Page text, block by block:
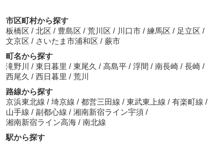
市区町村から探す
板橋区 / 北区 / 豊島区 / 荒川区 / 川口市 / 練馬区 / 足立区 /
文京区 / さいたま市浦和区 / 蕨市
町名から探す
滝野川 / 東日暮里 / 東尾久 / 高島平 / 浮間 / 南長崎 / 長崎 /
西尾久 / 西日暮里 / 荒川
路線から探す
京浜東北線 / 埼京線 / 都営三田線 / 東武東上線 / 有楽町線 /
山手線 / 副都心線 / 湘南新宿ライン宇須 /
湘南新宿ライン高海 / 南北線
駅から探す